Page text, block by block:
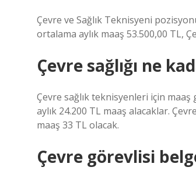
Çevre ve Sağlık Teknisyeni
ortalama aylık maaş 53.500,00 TL,
Çevre sağlığı ne
Çevre sağlık teknisyenleri için maaş
aylık 24.200 TL maaş alacaklar.
maaş 33 TL olacak.
Çevre görevlisi